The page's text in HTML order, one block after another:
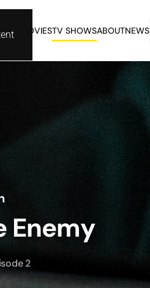
MOVIESTV SHOWSABOUTNEWS
Enemy
2